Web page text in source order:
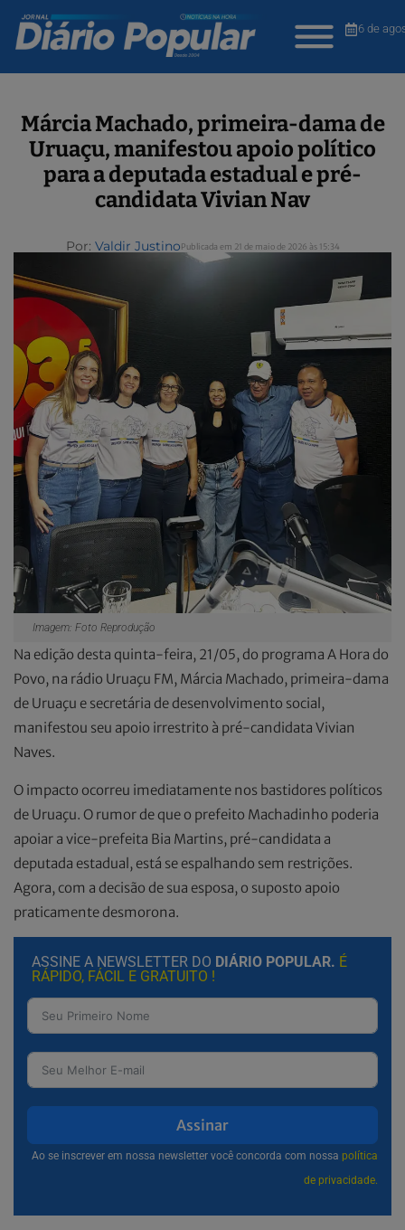
6 de
Márcia Machado, primeira-dama de
Uruaçu, manifestou apoio político
para a deputada estadual e pré-
candidata Vivian Nav
Por: Valdir JustinoPublicada em 21 de maio de 2026 às 15:34
Imagem: Foto Reprodução
Na edição desta quinta-feira, 21/05, do programa A Hora do
Povo, na rádio Uruaçu FM, Márcia Machado, primeira-dama
de Uruaçu e secretária de desenvolvimento social,
manifestou seu apoio irrestrito à pré-candidata Vivian
Naves.
O impacto ocorreu imediatamente nos bastidores políticos
de Uruaçu. O rumor de que o prefeito Machadinho poderia
apoiar a vice-prefeita Bia Martins, pré-candidata a
deputada estadual, está se espalhando sem restrições.
Agora, com a decisão de sua esposa, o suposto apoio
praticamente desmorona.
ASSINE A NEWSLETTER DO DIÁRIO POPULAR. É
RÁPIDO, FÁCIL E GRATUITO !
Assinar
Ao se inscrever em nossa newsletter você concorda com nossa política
de privacidade.